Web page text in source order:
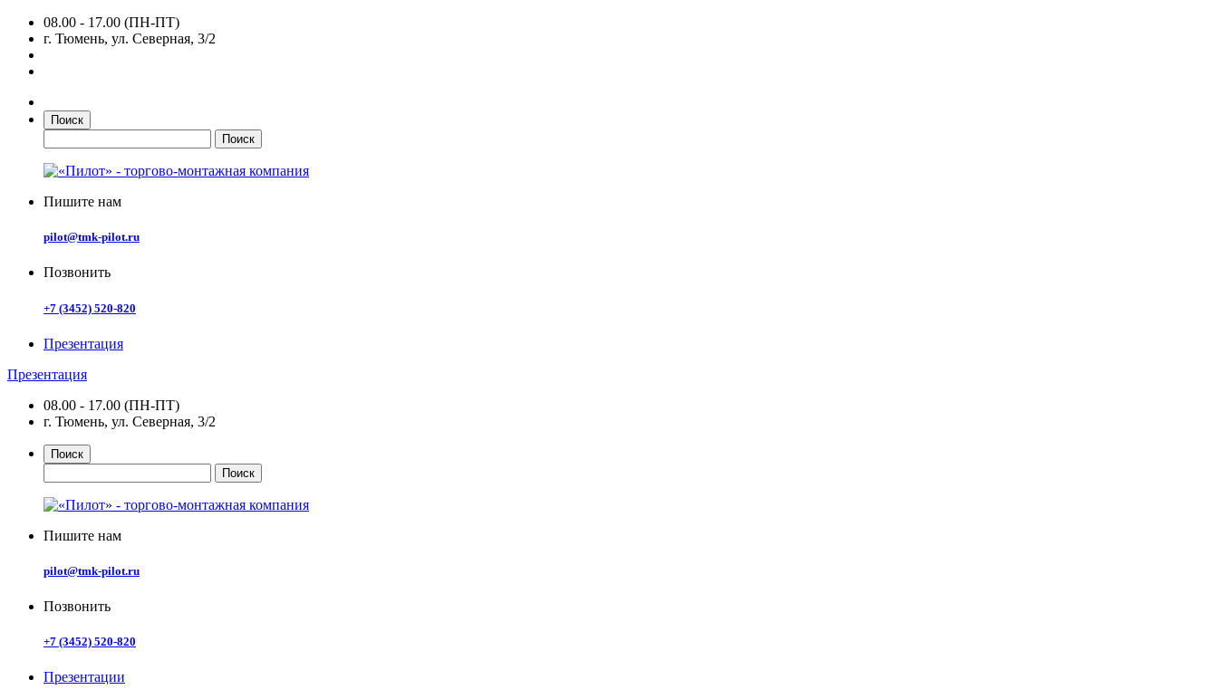
08.00 - 17.00 (ПН-ПТ)
г. Тюмень, ул. Северная, 3/2
Поиск
Пишите нам
pilot@tmk-pilot.ru
Позвонить
+7 (3452) 520-820
Презентация
Презентация
08.00 - 17.00 (ПН-ПТ)
г. Тюмень, ул. Северная, 3/2
Поиск
Пишите нам
pilot@tmk-pilot.ru
Позвонить
+7 (3452) 520-820
Презентации